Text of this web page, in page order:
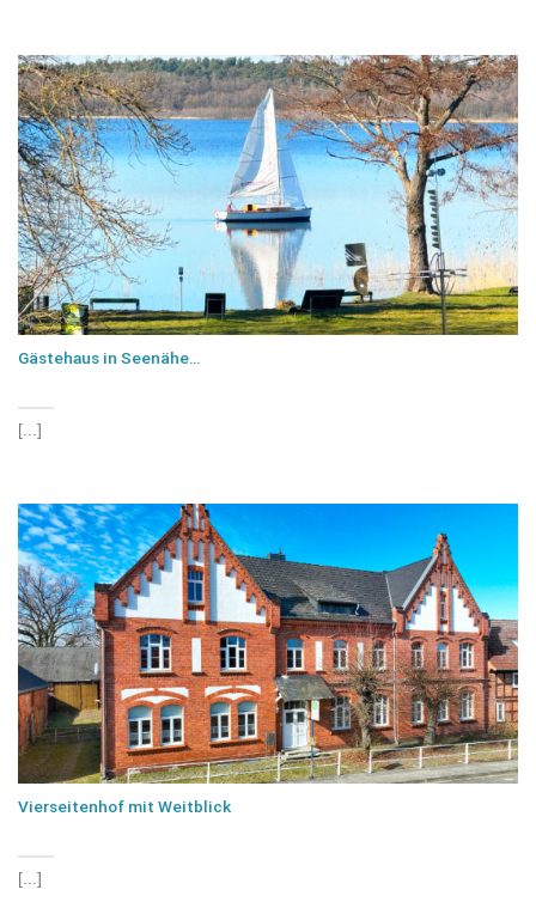
Gästehaus in Seenähe…
[...]
Vierseitenhof mit Weitblick
[...]